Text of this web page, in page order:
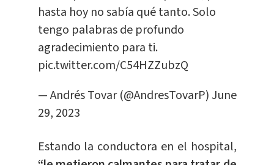
hasta hoy no sabía qué tanto. Solo
tengo palabras de profundo
agradecimiento para ti.
pic.twitter.com/C54HZZubzQ
— Andrés Tovar (@AndresTovarP)June
29, 2023
Estando la conductora en el hospital,